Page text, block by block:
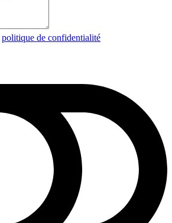
politique de confidentialité